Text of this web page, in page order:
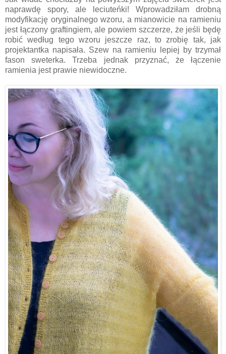
naprawdę spory, ale leciuteńki! Wprowadziłam drobną
modyfikację oryginalnego wzoru, a mianowicie na ramieniu
jest łączony graftingiem, ale powiem szczerze, że jeśli będę
robić według tego wzoru jeszcze raz, to zrobię tak, jak
projektantka napisała. Szew na ramieniu lepiej by trzymał
fason sweterka. Trzeba jednak przyznać, że łączenie
ramienia jest prawie niewidoczne.